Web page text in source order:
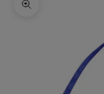
Zoomer sur l'image